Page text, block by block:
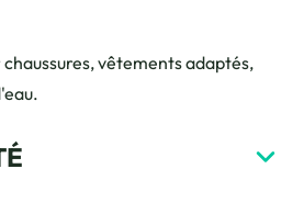
vêtements adaptés,